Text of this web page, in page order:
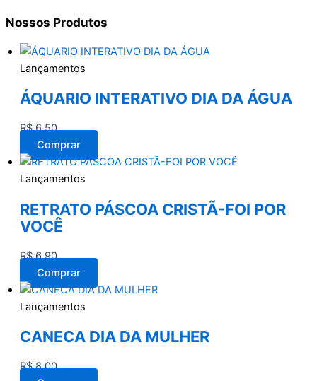
Nossos Produtos
Lançamentos
ÁQUARIO INTERATIVO DIA DA ÁGUA
R$6,50
Comprar
Lançamentos
RETRATO PÁSCOA CRISTÃ-FOI POR
VOCÊ
R$6,90
Comprar
Lançamentos
CANECA DIA DA MULHER
R$8,00